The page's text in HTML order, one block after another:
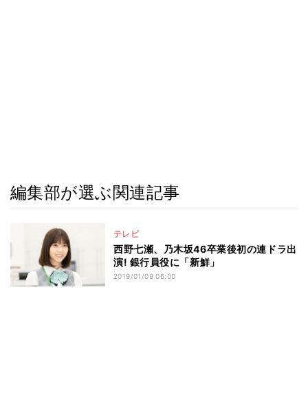
編集部が選ぶ関連記事
テレビ
西野七瀬、乃木坂46卒業後初の連ドラ出
演! 銀行員役に「新鮮」
2019/01/09 06:00